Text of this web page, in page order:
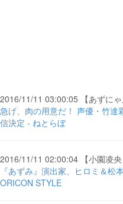
2016/11/11 03:00:05 【あずにゃ
急げ、肉の用意だ！ 声優・竹
信決定 - ねとらぼ
2016/11/11 02:00:04 【小園凌央
『あずみ』演出家、ヒロミ＆松
ORICON STYLE